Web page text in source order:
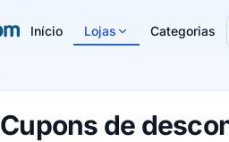
Início Lojas Categorias
Cupons de